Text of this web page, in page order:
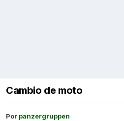
Cambio de moto
Por panzergruppen